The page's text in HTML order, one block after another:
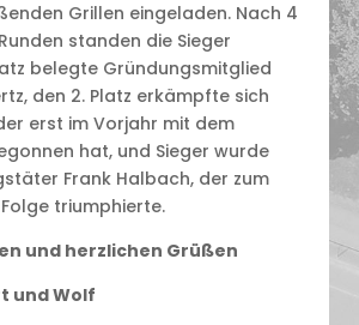
Grillen eingeladen. Nach 4
standen die Sieger
belegte Gründungsmitglied
den 2. Platz erkämpfte sich
erst im Vorjahr mit dem
hat, und Sieger wurde
Frank Halbach, der zum
triumphierte.
und herzlichen Grüßen
und Wolf